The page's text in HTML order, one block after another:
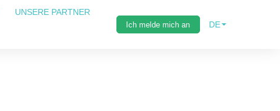
UNSERE PARTNER
Ich melde mich an DE